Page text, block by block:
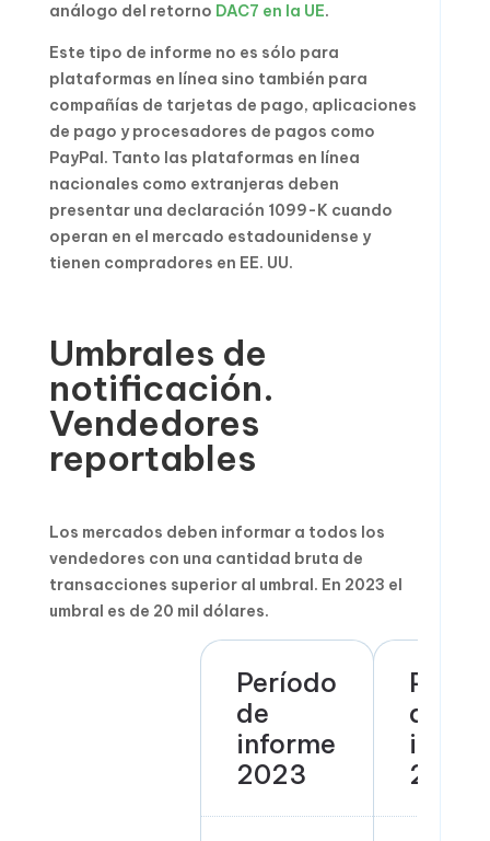
análogo del retorno DAC7 en la UE.
Este tipo de informe no es sólo para
plataformas en línea sino también para
compañías de tarjetas de pago, aplicaciones
de pago y procesadores de pagos como
PayPal. Tanto las plataformas en línea
nacionales como extranjeras deben
presentar una declaración 1099-K cuando
operan en el mercado estadounidense y
tienen compradores en EE. UU.
Umbrales de
notificación.
Vendedores
reportables
Los mercados deben informar a todos los
vendedores con una cantidad bruta de
transacciones superior al umbral. En 2023 el
umbral es de 20 mil dólares.
Período
de
informe
2023
de
2024